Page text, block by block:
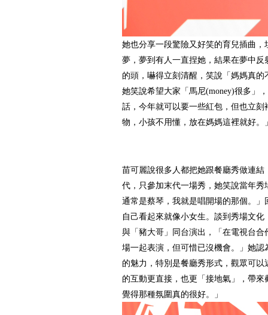
她也分享一段驚險又好笑的育兒插曲
夢，夢到有人一直捏她，結果在夢中
的頭，嚇得立刻清醒，笑說「媽媽真
她笑說希望大家「馬尼(money)很多」
話，今年就可以要一些紅包，但也立
物，小孩不用懂，放在媽媽這裡就好。
苗可麗說很多人都把她跟餐廳秀做連
代，只參加末代一場秀，她笑說當年
通常是蔡琴，我就是唱開場的那個。
自己看起來就像小女生。談到秀場文
與「豬大哥」同台演出，「在電視台
場一起表演，但可惜已沒機會。」她
的魅力，特別是餐廳秀形式，觀眾可
的互動更直接，也更「接地氣」，帶
覺得那種氛圍真的很好。」